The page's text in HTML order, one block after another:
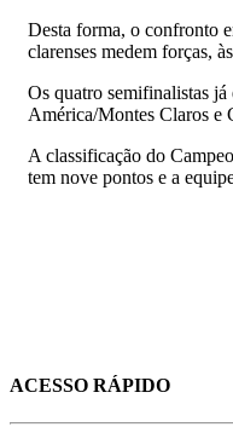
Desta forma, o confronto
clarenses medem forças,
Os quatro semifinalistas
América/Montes Claros e
A classificação do
tem nove pontos e a
ACESSO RÁPIDO